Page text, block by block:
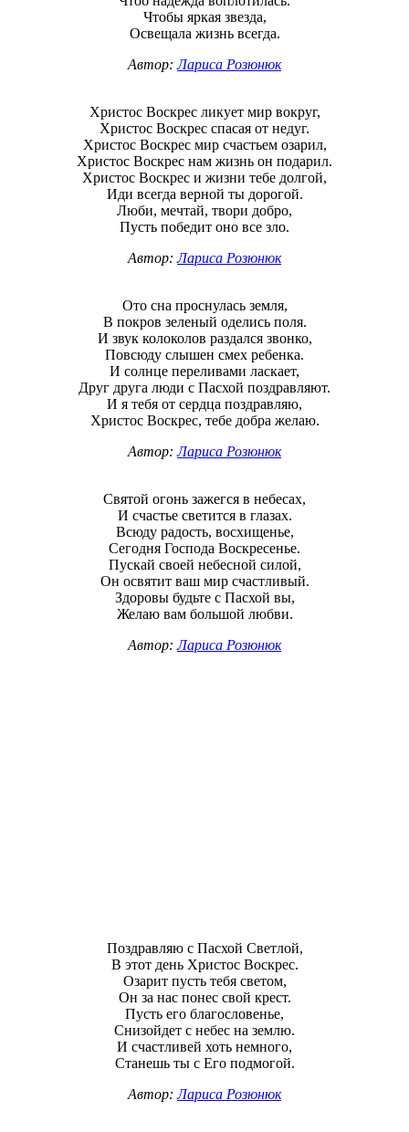
Чтобы яркая звезда,
Освещала жизнь всегда.
Автор:Лариса Розюнюк
Христос Воскрес ликует мир вокруг,
Христос Воскрес спасая от недуг.
Христос Воскрес мир счастьем озарил,
Христос Воскрес нам жизнь он подарил.
Христос Воскрес и жизни тебе долгой,
Иди всегда верной ты дорогой.
Люби, мечтай, твори добро,
Пусть победит оно все зло.
Автор:Лариса Розюнюк
Ото сна проснулась земля,
В покров зеленый оделись поля.
И звук колоколов раздался звонко,
Повсюду слышен смех ребенка.
И солнце переливами ласкает,
Друг друга люди с Пасхой поздравляют.
И я тебя от сердца поздравляю,
Христос Воскрес, тебе добра желаю.
Автор:Лариса Розюнюк
Святой огонь зажегся в небесах,
И счастье светится в глазах.
Всюду радость, восхищенье,
Сегодня Господа Воскресенье.
Пускай своей небесной силой,
Он освятит ваш мир счастливый.
Здоровы будьте с Пасхой вы,
Желаю вам большой любви.
Автор:Лариса Розюнюк
Поздравляю с Пасхой Светлой,
В этот день Христос Воскрес.
Озарит пусть тебя светом,
Он за нас понес свой крест.
Пусть его благословенье,
Снизойдет с небес на землю.
И счастливей хоть немного,
Станешь ты с Его подмогой.
Автор:Лариса Розюнюк